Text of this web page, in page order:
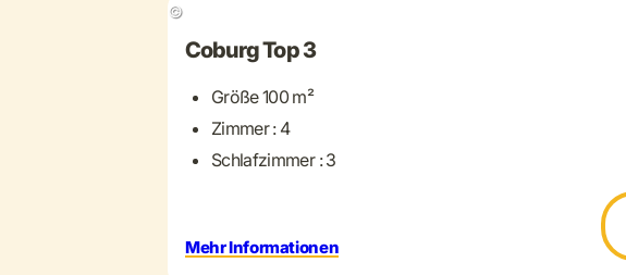
©
Coburg Top 3
Größe 100 m²
Zimmer : 4
Schlafzimmer : 3
Mehr Informationen